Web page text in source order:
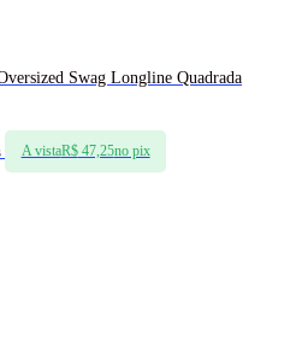
Swag Longline Quadrada
A vistaR$47,25no pix